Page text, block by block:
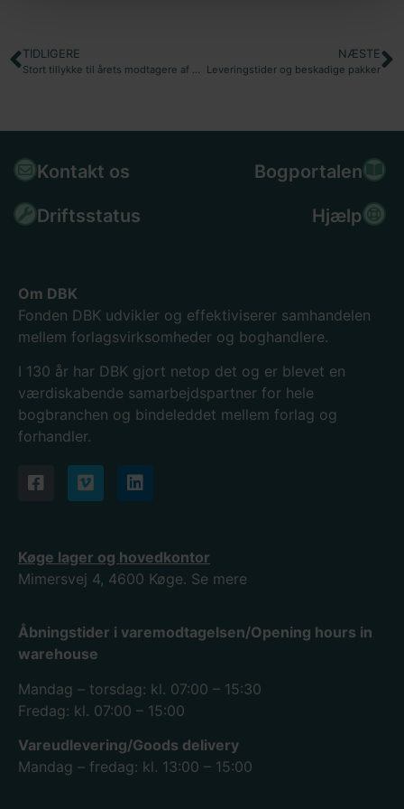
TIDLIGERE NÆSTE
Leveringstider og beskadige pakker
Kontakt os Bogportalen
Driftsstatus Hjælp
Om DBK
Fonden DBK udvikler og effektiviserer samhandelen
mellem forlagsvirksomheder og boghandlere.
I 130 år har DBK gjort netop det og er blevet en
værdiskabende samarbejdspartner for hele
bogbranchen og bindeleddet mellem forlag og
forhandler.
Køge lager og hovedkontor
Mimersvej 4, 4600 Køge. Se mere
Åbningstider i varemodtagelsen/Opening hours in
warehouse
Mandag – torsdag: kl. 07:00 – 15:30
Fredag: kl. 07:00 – 15:00
Vareudlevering/Goods delivery
Mandag – fredag: kl. 13:00 – 15:00